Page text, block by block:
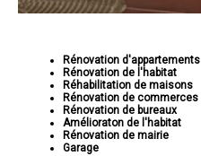
Rénovation d'appartements
Rénovation de l'habitat
Réhabilitation de maisons
Rénovation de commerces
Rénovation de bureaux
Amélioraton de l'habitat
Rénovation de mairie
Garage